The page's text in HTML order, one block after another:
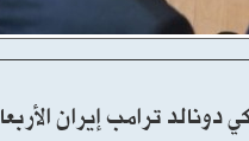
دونالد ترامب إيران